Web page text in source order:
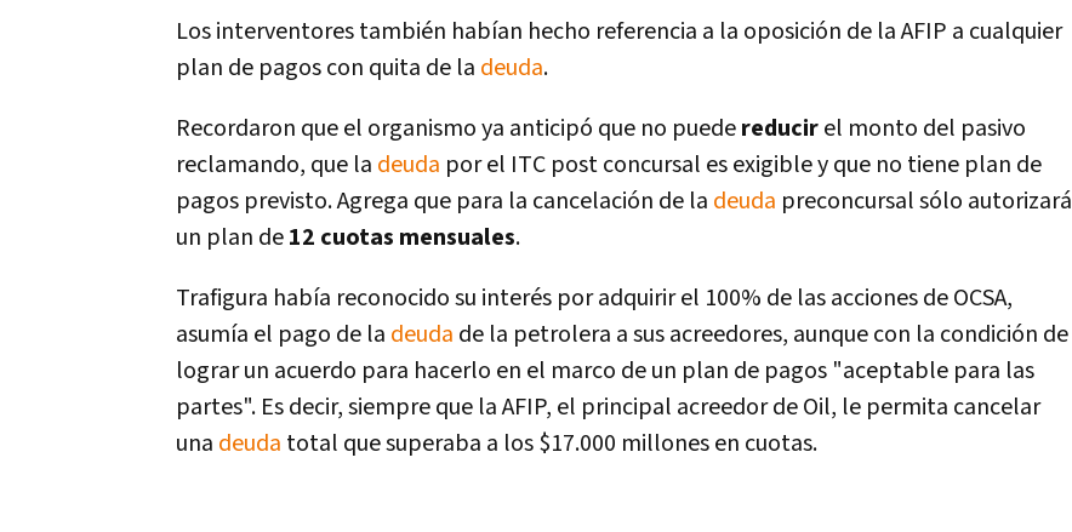
Los interventores también habí­an hecho referencia a la oposición de la AFIP a cualquier
plan de pagos con quita de la deuda.
Recordaron que el organismo ya anticipó que no puedereducirel monto del pasivo
reclamando, que la deuda por el ITC post concursal es exigible y que no tiene plan de
pagos previsto. Agrega que para la cancelación de la deuda preconcursal sólo autorizará
un plan de12 cuotas mensuales.
Trafigura habí­a reconocido su interés por adquirir el 100% de las acciones de OCSA,
asumí­a el pago de la deuda de la petrolera a sus acreedores, aunque con la condición de
lograr un acuerdo para hacerlo en el marco de un plan de pagos "aceptable para las
partes". Es decir, siempre que la AFIP, el principal acreedor de Oil, le permita cancelar
una deuda total que superaba a los $17.000 millones en cuotas.